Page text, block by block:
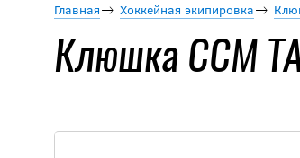
Главная Хоккейная экипировка
Клюшка CCM